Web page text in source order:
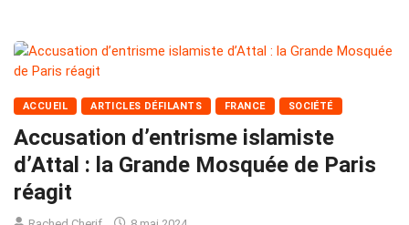
ACCUEIL ARTICLES DÉFILANTS FRANCE SOCIÉTÉ
Accusation d’entrisme islamiste
d’Attal : la Grande Mosquée de Paris
réagit